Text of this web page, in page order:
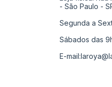
- São Paulo -
Segunda a
Sábados das
E-mail: